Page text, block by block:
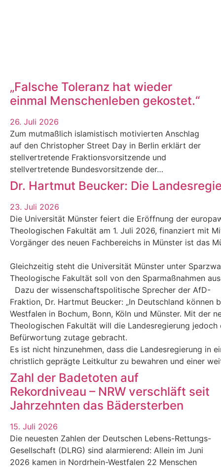
„Falsche Toleranz hat wieder
einmal Menschenleben gekostet.“
26. Juli 2026
Zum mutmaßlich islamistisch motivierten Anschlag
auf den Christopher Street Day in Berlin erklärt der
stellvertretende Fraktionsvorsitzende und
stellvertretende Bundesvorsitzende der…
Dr. Hartmut Beucker: Die
23. Juli 2026
Die Universität Münster feiert die Eröffnung der
Theologischen Fakultät am 1. Juli 2026, finanziert mit
Vorgänger des neuen Fachbereichs in Münster ist das
Gleichzeitig steht die Universität Münster unter
Theologische Fakultät soll von den Sparmaßnahmen
Dazu der wissenschaftspolitische Sprecher der AfD-
Fraktion, Dr. Hartmut Beucker: „In Deutschland
Westfalen in Bochum, Bonn, Köln und Münster. Mit der
Theologischen Fakultät will die Landesregierung
Befürwortung zutage gebracht.
Es ist nicht hinzunehmen, dass die Landesregierung in
christlich geprägte Leitkultur zu bewahren und einer
Zahl der Badetoten auf
Rekordniveau – NRW verschläft seit
Jahrzehnten das Bädersterben
15. Juli 2026
Die neuesten Zahlen der Deutschen Lebens-Rettungs-
Gesellschaft (DLRG) sind alarmierend: Allein im Juni
2026 kamen in Nordrhein-Westfalen 22 Menschen